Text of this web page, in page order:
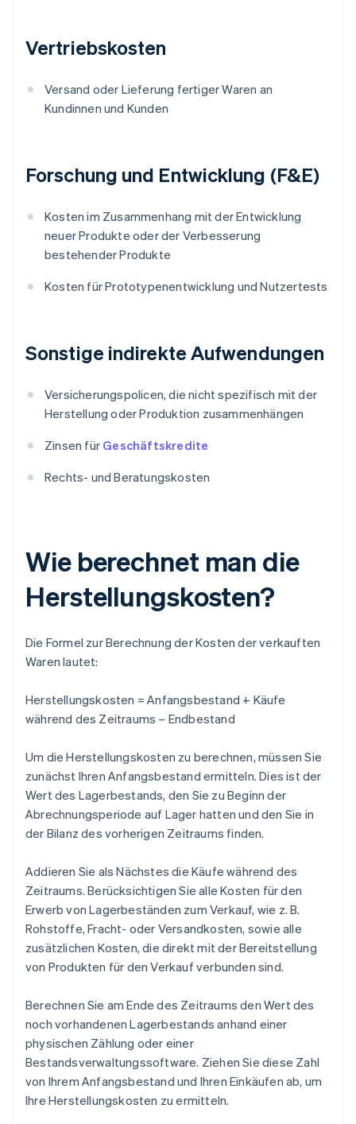
Vertriebskosten
Versand oder Lieferung fertiger Waren an
Kundinnen und Kunden
Forschung und Entwicklung (F&E)
Kosten im Zusammenhang mit der Entwicklung
neuer Produkte oder der Verbesserung
bestehender Produkte
Kosten für Prototypenentwicklung und Nutzertests
Sonstige indirekte Aufwendungen
Versicherungspolicen, die nicht spezifisch mit der
Herstellung oder Produktion zusammenhängen
Zinsen für Geschäftskredite
Rechts- und Beratungskosten
Wie berechnet man die
Herstellungskosten?
Die Formel zur Berechnung der Kosten der verkauften
Waren lautet:
Herstellungskosten = Anfangsbestand + Käufe
während des Zeitraums – Endbestand
Um die Herstellungskosten zu berechnen, müssen Sie
zunächst Ihren Anfangsbestand ermitteln. Dies ist der
Wert des Lagerbestands, den Sie zu Beginn der
Abrechnungsperiode auf Lager hatten und den Sie in
der Bilanz des vorherigen Zeitraums finden.
Addieren Sie als Nächstes die Käufe während des
Zeitraums. Berücksichtigen Sie alle Kosten für den
Erwerb von Lagerbeständen zum Verkauf, wie z. B.
Rohstoffe, Fracht- oder Versandkosten, sowie alle
zusätzlichen Kosten, die direkt mit der Bereitstellung
von Produkten für den Verkauf verbunden sind.
Berechnen Sie am Ende des Zeitraums den Wert des
noch vorhandenen Lagerbestands anhand einer
physischen Zählung oder einer
Bestandsverwaltungssoftware. Ziehen Sie diese Zahl
von Ihrem Anfangsbestand und Ihren Einkäufen ab, um
Ihre Herstellungskosten zu ermitteln.